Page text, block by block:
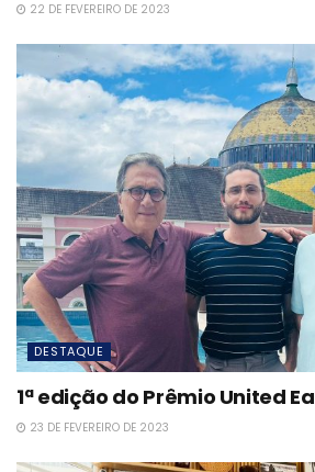
22 DE FEVEREIRO DE 2023
DESTAQUE
1ª edição do Prêmio United
23 DE FEVEREIRO DE 2023